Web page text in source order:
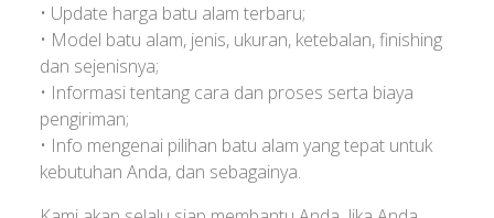
• Update harga batu alam terbaru;
• Model batu alam, jenis, ukuran, ketebalan, finishing
dan sejenisnya;
• Informasi tentang cara dan proses serta biaya
pengiriman;
• Info mengenai pilihan batu alam yang tepat untuk
kebutuhan Anda, dan sebagainya.